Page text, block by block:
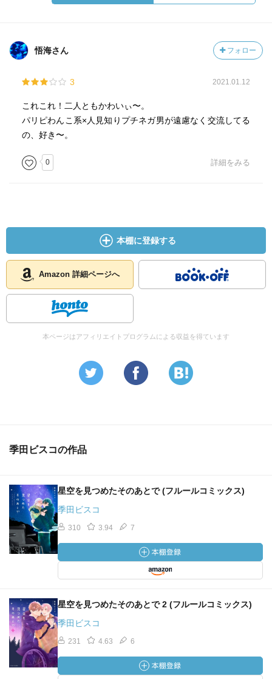
悟海さん フォロー
3 2021.01.12
これこれ！二人ともかわいぃ〜。
パリピわんこ系×人見知りプチネガ男が遠慮なく交流してる
の、好き〜。
0 詳細をみる
本棚に登録する
Amazon 詳細ページへ
本ページはアフィリエイトプログラムによる収益を得ています
季田ビスコの作品
星空を見つめたそのあとで (フルールコミックス)
季田ビスコ
310 3.94 7
星空を見つめたそのあとで 2 (フルールコミックス)
季田ビスコ
231 4.63 6